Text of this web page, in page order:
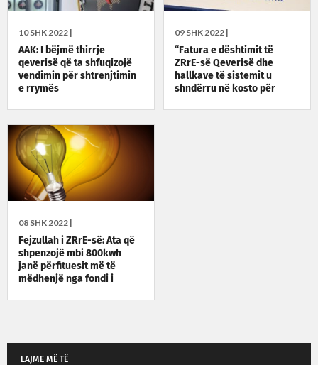
10 SHK 2022 |
AAK: I bëjmë thirrje
qeverisë që ta shfuqizojë
vendimin për shtrenjtimin
e rrymës
09 SHK 2022 |
“Fatura e dështimit të
ZRrE-së Qeverisë dhe
hallkave të sistemit u
shndërru në kosto për
08 SHK 2022 |
Fejzullah i ZRrE-së: Ata që
shpenzojë mbi 800kwh
janë përfituesit më të
mëdhenjë nga fondi i
LAJME MË TË